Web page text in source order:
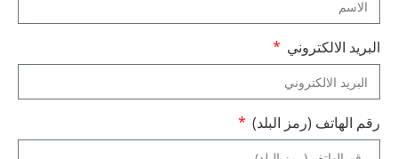
البريد الالكتروني
رقم الهاتف (رمز البلد)